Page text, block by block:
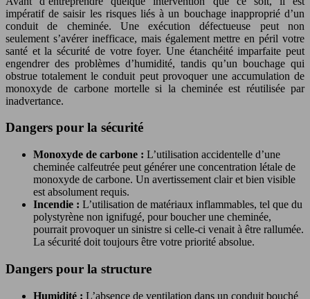
impératif de saisir les risques liés à un bouchage inapproprié d’un
conduit de cheminée. Une exécution défectueuse peut non
seulement s’avérer inefficace, mais également mettre en péril votre
santé et la sécurité de votre foyer. Une étanchéité imparfaite peut
engendrer des problèmes d’humidité, tandis qu’un bouchage qui
obstrue totalement le conduit peut provoquer une accumulation de
monoxyde de carbone mortelle si la cheminée est réutilisée par
inadvertance.
Dangers pour la sécurité
Monoxyde de carbone : L’utilisation accidentelle d’une
cheminée calfeutrée peut générer une concentration létale de
monoxyde de carbone. Un avertissement clair et bien visible
est absolument requis.
Incendie : L’utilisation de matériaux inflammables, tel que du
polystyrène non ignifugé, pour boucher une cheminée,
pourrait provoquer un sinistre si celle-ci venait à être rallumée.
La sécurité doit toujours être votre priorité absolue.
Dangers pour la structure
Humidité : L’absence de ventilation dans un conduit bouché